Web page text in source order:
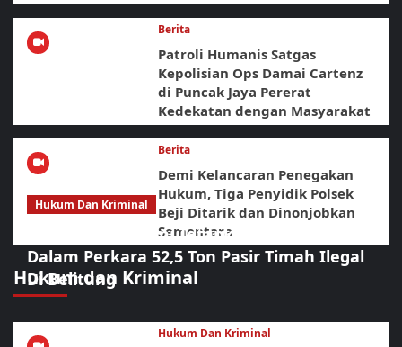
Berita
Patroli Humanis Satgas
Kepolisian Ops Damai Cartenz
di Puncak Jaya Pererat
Kedekatan dengan Masyarakat
Berita
Demi Kelancaran Penegakan
Hukum, Tiga Penyidik Polsek
Beji Ditarik dan Dinonjobkan
Sementara
Hukum dan Kriminal
Hukum Dan Kriminal
Polda Babel Resmi Tetapkan 4 Tersangka
Dalam Perkara 52,5 Ton Pasir Timah Ilegal
Di Belitung
Hukum Dan Kriminal